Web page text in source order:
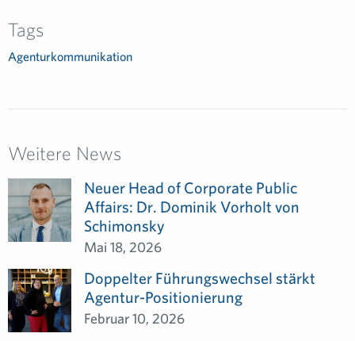
Tags
Agenturkommunikation
Weitere News
Neuer Head of Corporate Public
Affairs: Dr. Dominik Vorholt von
Schimonsky
Mai 18, 2026
Doppelter Führungswechsel stärkt
Agentur-Positionierung
Februar 10, 2026